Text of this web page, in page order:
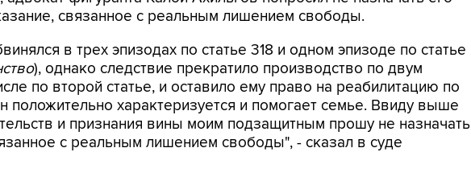
связанное с реальным лишением свободы.
в трех эпизодах по статье 318 и одном эпизоде по статье
), однако следствие прекратило производство по двум
по второй статье, и оставило ему право на реабилитацию по
положительно характеризуется и помогает семье. Ввиду выше
и признания вины моим подзащитным прошу не назначать
с реальным лишением свободы", - сказал в суде